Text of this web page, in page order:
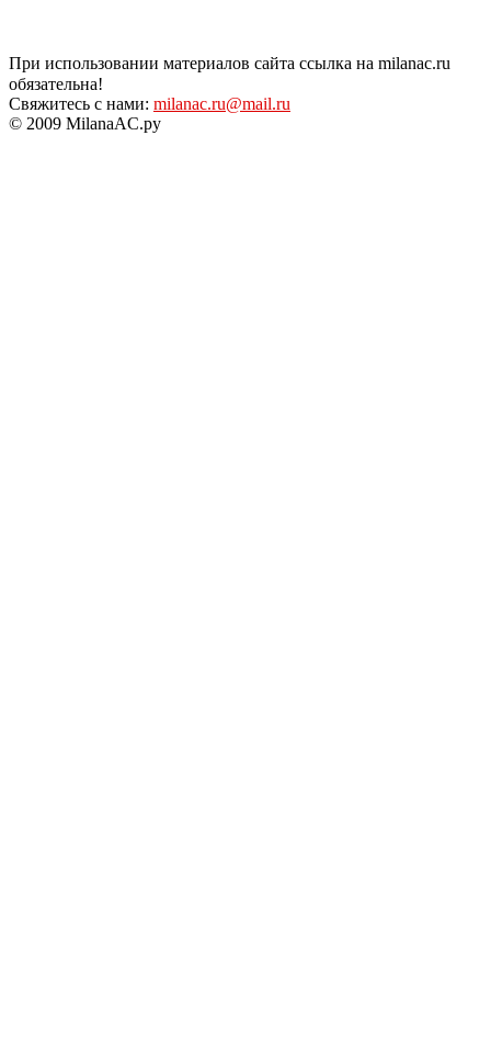
При использовании материалов сайта ссылка на milanac.ru
обязательна!
Свяжитесь с нами: milanac.ru@mail.ru
© 2009 MilanaAC.ру